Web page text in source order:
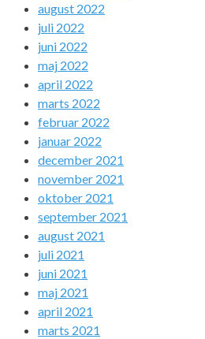
august 2022
juli 2022
juni 2022
maj 2022
april 2022
marts 2022
februar 2022
januar 2022
december 2021
november 2021
oktober 2021
september 2021
august 2021
juli 2021
juni 2021
maj 2021
april 2021
marts 2021